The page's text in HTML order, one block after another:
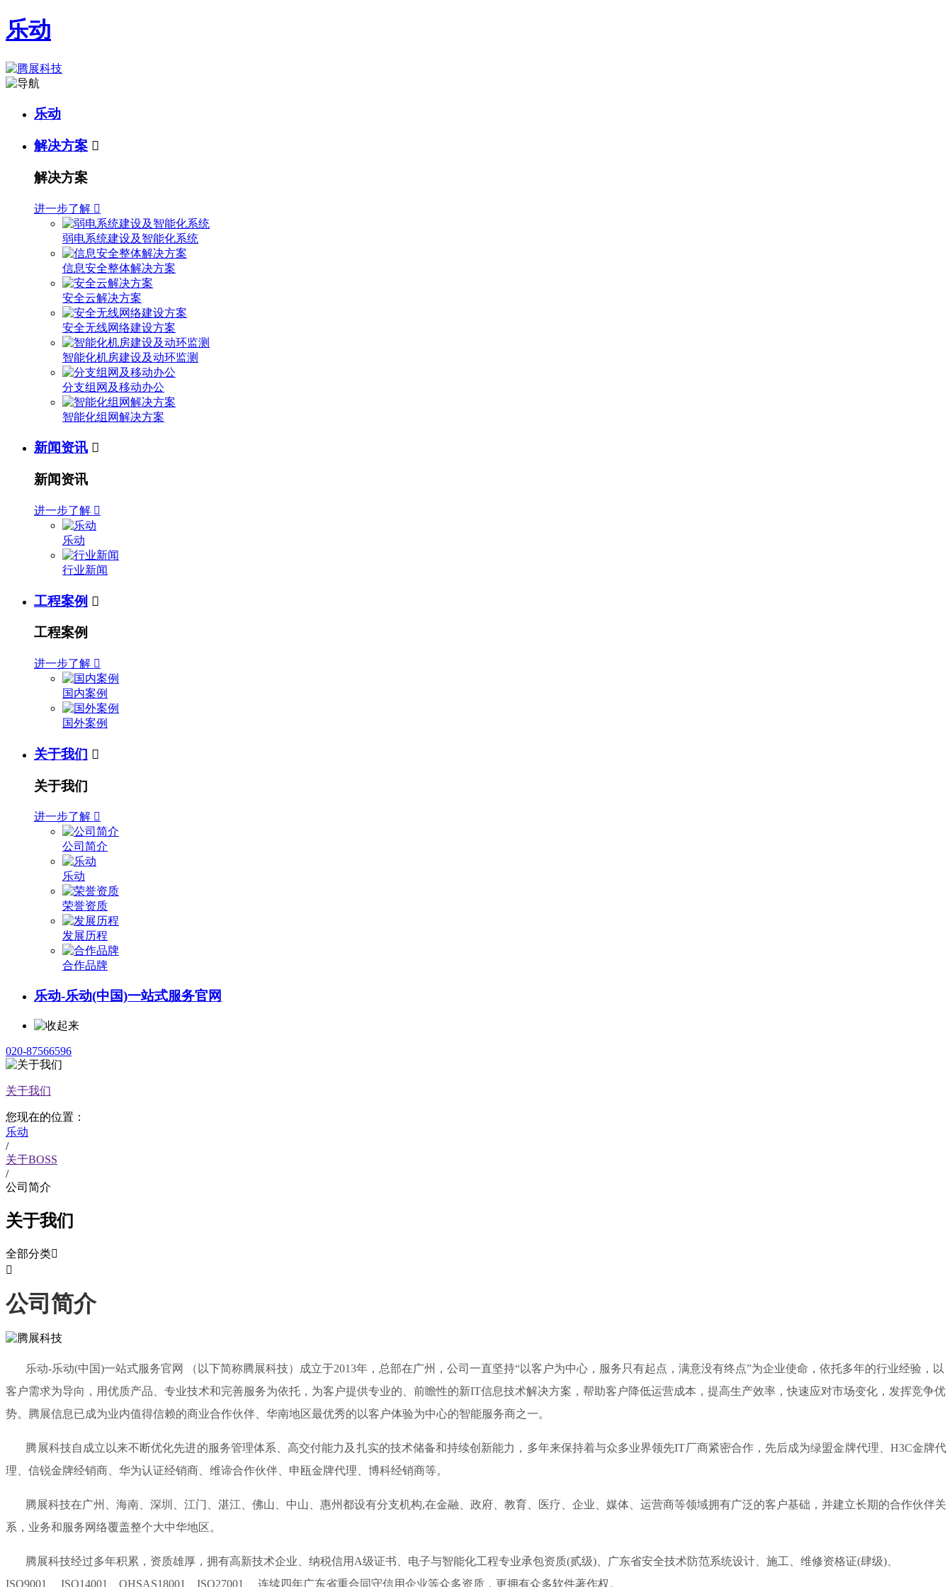
乐动
乐动
解决方案 
解决方案
进一步了解 
弱电系统建设及智能化系统
信息安全整体解决方案
安全云解决方案
安全无线网络建设方案
智能化机房建设及动环监测
分支组网及移动办公
智能化组网解决方案
新闻资讯 
新闻资讯
进一步了解 
乐动
行业新闻
工程案例 
工程案例
进一步了解 
国内案例
国外案例
关于我们 
关于我们
进一步了解 
公司简介
乐动
荣誉资质
发展历程
合作品牌
乐动-乐动(中国)一站式服务官网
020-87566596
关于我们
您现在的位置：
乐动
/
关于BOSS
/
公司简介
关于我们
全部分类

公司简介
乐动-乐动(中国)一站式服务官网 （以下简称腾展科技）成立于2013年，总部在广州，公司一直坚持“以客户为中心，服务只有起点，满意没有终点”为企业使命，依托多年的行业经验，以
客户需求为导向，用优质产品、专业技术和完善服务为依托，为客户提供专业的、前瞻性的新IT信息技术解决方案，帮助客户降低运营成本，提高生产效率，快速应对市场变化，发挥竞争优
势。腾展信息已成为业内值得信赖的商业合作伙伴、华南地区最优秀的以客户体验为中心的智能服务商之一。
腾展科技自成立以来不断优化先进的服务管理体系、高交付能力及扎实的技术储备和持续创新能力，多年来保持着与众多业界领先IT厂商紧密合作，先后成为绿盟金牌代理、H3C金牌代
理、信锐金牌经销商、华为认证经销商、维谛合作伙伴、申瓯金牌代理、博科经销商等。
腾展科技在广州、海南、深圳、江门、湛江、佛山、中山、惠州都设有分支机构,在金融、政府、教育、医疗、企业、媒体、运营商等领域拥有广泛的客户基础，并建立长期的合作伙伴关
系，业务和服务网络覆盖整个大中华地区。
腾展科技经过多年积累，资质雄厚，拥有高新技术企业、纳税信用A级证书、电子与智能化工程专业承包资质(贰级)、广东省安全技术防范系统设计、施工、维修资格证(肆级)、
ISO9001、 ISO14001、OHSAS18001、ISO27001、 连续四年广东省重合同守信用企业等众多资质，更拥有众多软件著作权。